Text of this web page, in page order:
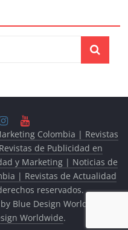
Colombia | Revistas
de Publicidad en
y Marketing | Noticias de
| Revistas de Actualidad
reservados.
by Blue Design Worldwide.
Worldwide.